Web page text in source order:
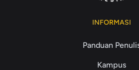
INFORMASI
Panduan
Kampus